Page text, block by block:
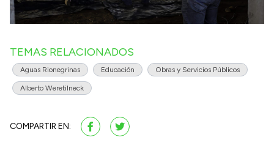
TEMAS RELACIONADOS
Aguas Rionegrinas Educación Obras y Servicios Públicos
Alberto Weretilneck
COMPARTIR EN: